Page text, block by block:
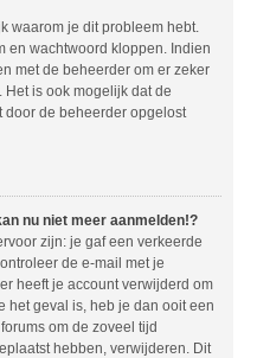
waarom je dit probleem hebt.
en wachtwoord kloppen. Indien
met de beheerder om er zeker
is ook mogelijk dat de
door de beheerder opgelost
nu niet meer aanmelden!?
zijn: je gaf een verkeerde
de e-mail met je
heeft je account verwijderd om
het geval is, heb je dan ooit een
om de zoveel tijd
hebben, verwijderen. Dit